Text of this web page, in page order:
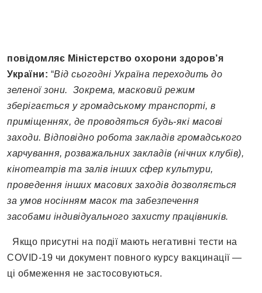
повідомляє Міністерство охорони здоров’я
України: “Від сьогодні Україна переходить до
зеленої зони. Зокрема, масковий режим
зберігається у громадському транспорті, в
приміщеннях, де проводяться будь-які масові
заходи. Відповідно робота закладів громадського
харчування, розважальних закладів (нічних клубів),
кінотеатрів та залів інших сфер культури,
проведення інших масових заходів дозволяється
за умов носінням масок та забезпечення
засобами індивідуального захисту працівників.
Якщо присутні на події мають негативні тести на
COVID-19 чи документ повного курсу вакцинації —
ці обмеження не застосовуються.